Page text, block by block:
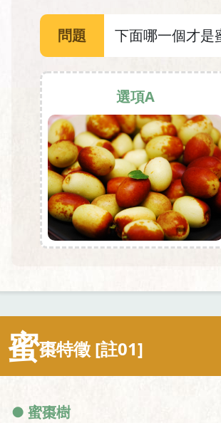
問題 下面哪一個才是
選項A
蜜棗特徵 [註01]
● 蜜棗樹